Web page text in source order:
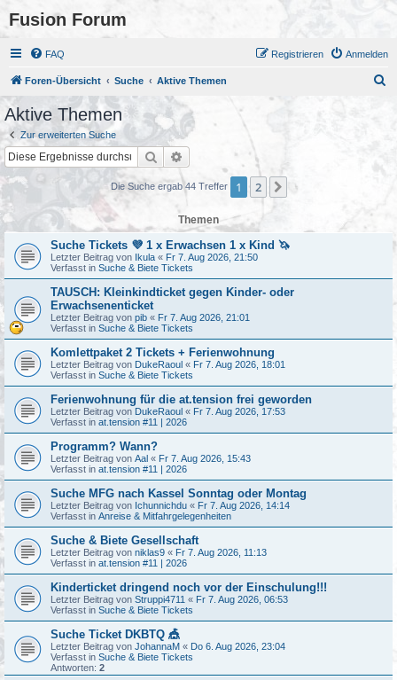
Fusion Forum
FAQ Anmelden
Registrieren
Foren-Übersicht Suche Aktive Themen
Aktive Themen
Zur erweiterten Suche
Suche Erweiterte Suche
Die Suche ergab 44 Treffer 1 2 Nächste
Themen
Suche Tickets 💜 1 x Erwachsen 1 x Kind 🦄
Letzter Beitrag von Ikula « Fr 7. Aug 2026, 21:50
Verfasst in Suche & Biete Tickets
TAUSCH: Kleinkindticket gegen Kinder- oder
Erwachsenenticket
Letzter Beitrag von pib « Fr 7. Aug 2026, 21:01
Verfasst in Suche & Biete Tickets
Komlettpaket 2 Tickets + Ferienwohnung
Letzter Beitrag von DukeRaoul « Fr 7. Aug 2026, 18:01
Verfasst in Suche & Biete Tickets
Ferienwohnung für die at.tension frei geworden
Letzter Beitrag von DukeRaoul « Fr 7. Aug 2026, 17:53
Verfasst in at.tension #11 | 2026
Programm? Wann?
Letzter Beitrag von Aal « Fr 7. Aug 2026, 15:43
Verfasst in at.tension #11 | 2026
Suche MFG nach Kassel Sonntag oder Montag
Letzter Beitrag von Ichunnichdu « Fr 7. Aug 2026, 14:14
Verfasst in Anreise & Mitfahrgelegenheiten
Suche & Biete Gesellschaft
Letzter Beitrag von niklas9 « Fr 7. Aug 2026, 11:13
Verfasst in at.tension #11 | 2026
Kinderticket dringend noch vor der Einschulung!!!
Letzter Beitrag von Struppi4711 « Fr 7. Aug 2026, 06:53
Verfasst in Suche & Biete Tickets
Suche Ticket DKBTQ 🎪
Letzter Beitrag von JohannaM « Do 6. Aug 2026, 23:04
Verfasst in Suche & Biete Tickets
Antworten: 2